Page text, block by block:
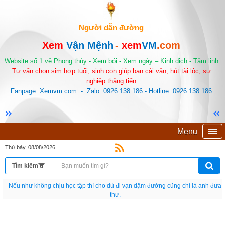
Người dẫn đường
Xem Vận Mệnh- xemVM.com
Website số 1 về Phong thủy - Xem bói - Xem ngày – Kinh dịch - Tâm linh
Tư vấn chọn sim hợp tuổi, sinh con giúp bạn cải vận, hút tài lộc, sự
nghiệp thăng tiến
Fanpage: Xemvm.com - Zalo: 0926.138.186 - Hotline: 0926.138.186
Menu
Thứ bảy, 08/08/2026
Nếu như không chịu học tập thì cho dù đi vạn dặm đường cũng chỉ là anh đưa
thư.